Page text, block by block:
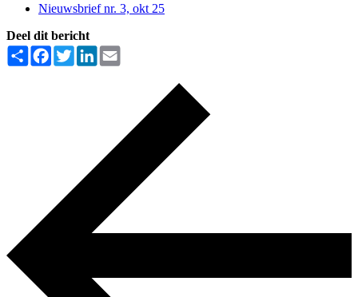
Nieuwsbrief nr. 3, okt 25
Deel dit bericht
Share FacebookTwitterLinkedInEmail